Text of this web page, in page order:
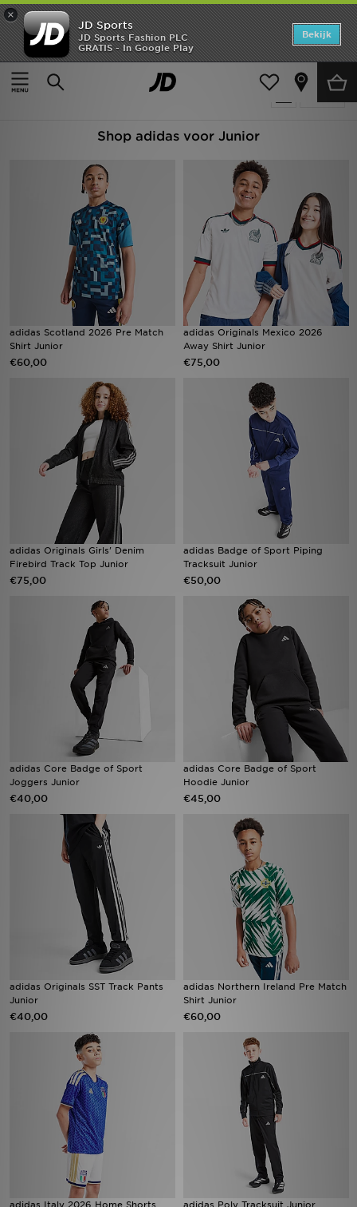
×
JD Sports
JD Sports Fashion PLC
GRATIS - In Google Play
Bekijk
Thuis
Kids Junior Kleding (8-15 jaar)
Producten 194
Shop adidas voor Junior
adidas Scotland 2026 Pre Match
Shirt Junior
€60,00
adidas Originals Mexico 2026
Away Shirt Junior
€75,00
adidas Originals Girls' Denim
Firebird Track Top Junior
€75,00
adidas Badge of Sport Piping
Tracksuit Junior
€50,00
adidas Core Badge of Sport
Joggers Junior
€40,00
adidas Core Badge of Sport
Hoodie Junior
€45,00
adidas Originals SST Track Pants
Junior
€40,00
adidas Northern Ireland Pre Match
Shirt Junior
€60,00
adidas Italy 2026 Home Shorts
adidas Poly Tracksuit Junior
Home
Offers
Collecties
Merken
Vind een winkel
Bestelling traceren
Mijn JD
Klantenservice
Download de app
Wie wij zijn